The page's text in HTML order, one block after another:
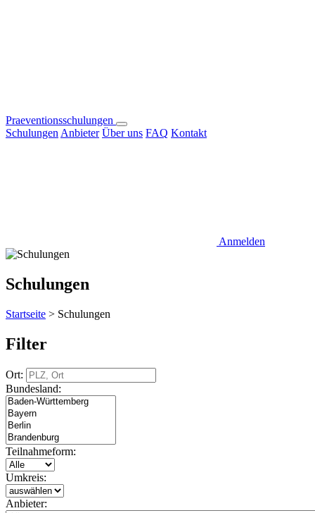
Praeventionsschulungen
Schulungen Anbieter Über uns FAQ Kontakt
Anmelden
Schulungen
Startseite > Schulungen
Filter
Ort:
Bundesland:
Teilnahmeform:
Umkreis:
Anbieter: